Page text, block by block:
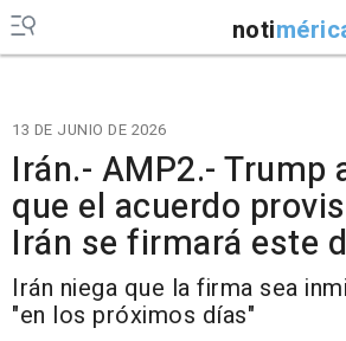
noti
13 DE JUNIO DE 2026
Irán.- AMP2.- Trump
que el acuerdo
Irán se firmará este
Irán niega que la firma sea
"en los próximos días"